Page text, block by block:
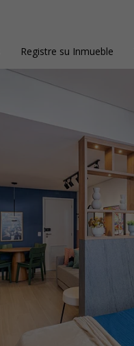
Registre su Inmueble